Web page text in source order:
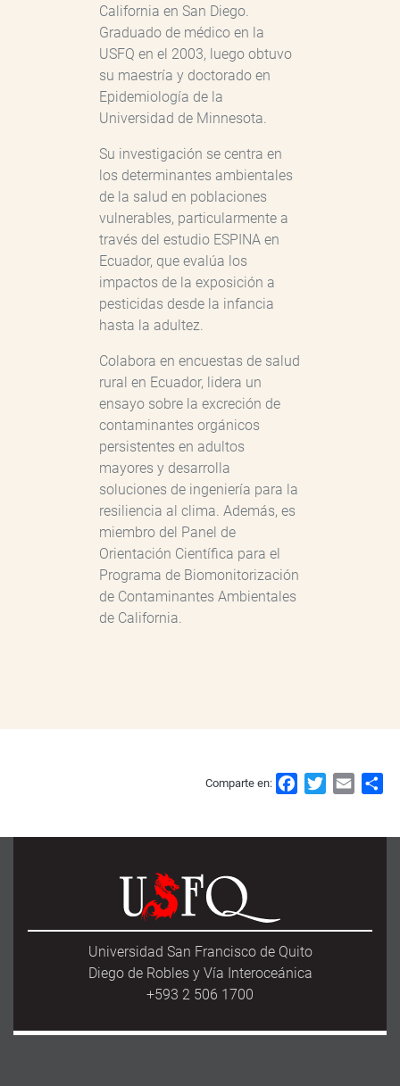
California en San Diego.
Graduado de médico en la
USFQ en el 2003, luego obtuvo
su maestría y doctorado en
Epidemiología de la
Universidad de Minnesota.
Su investigación se centra en
los determinantes ambientales
de la salud en poblaciones
vulnerables, particularmente a
través del estudio ESPINA en
Ecuador, que evalúa los
impactos de la exposición a
pesticidas desde la infancia
hasta la adultez.
Colabora en encuestas de salud
rural en Ecuador, lidera un
ensayo sobre la excreción de
contaminantes orgánicos
persistentes en adultos
mayores y desarrolla
soluciones de ingeniería para la
resiliencia al clima. Además, es
miembro del Panel de
Orientación Científica para el
Programa de Biomonitorización
de Contaminantes Ambientales
de California.
Comparte en:
k
Universidad San Francisco de Quito
Diego de Robles y Vía Interoceánica
+593 2 506 1700